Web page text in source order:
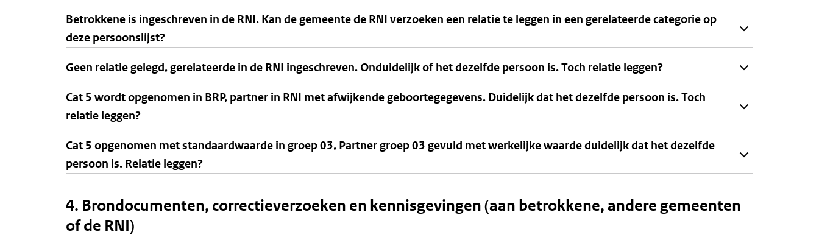
Betrokkene is ingeschreven in de RNI. Kan de gemeente de RNI verzoeken een relatie te leggen in een gerelateerde categorie op
deze persoonslijst?
Geen relatie gelegd, gerelateerde in de RNI ingeschreven. Onduidelijk of het dezelfde persoon is. Toch relatie leggen?
Cat 5 wordt opgenomen in BRP, partner in RNI met afwijkende geboortegegevens. Duidelijk dat het dezelfde persoon is. Toch
relatie leggen?
Cat 5 opgenomen met standaardwaarde in groep 03, Partner groep 03 gevuld met werkelijke waarde duidelijk dat het dezelfde
persoon is. Relatie leggen?
4. Brondocumenten, correctieverzoeken en kennisgevingen (aan betrokkene, andere gemeenten
of de RNI)